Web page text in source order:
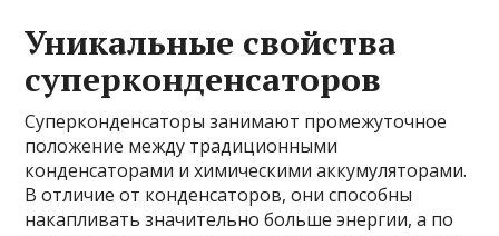
Уникальные свойства
суперконденсаторов
Суперконденсаторы занимают промежуточное
положение между традиционными
конденсаторами и химическими аккумуляторами.
В отличие от конденсаторов, они способны
накапливать значительно больше энергии, а по